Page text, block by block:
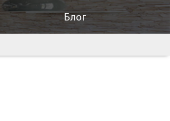
Блог